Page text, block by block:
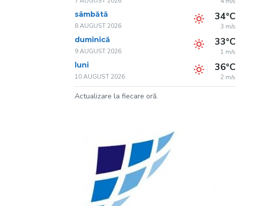
sâmbătă
8 AUGUST 2026
34°C
3 m/s
duminică
9 AUGUST 2026
33°C
1 m/s
luni
10 AUGUST 2026
36°C
2 m/s
Actualizare la fiecare oră.